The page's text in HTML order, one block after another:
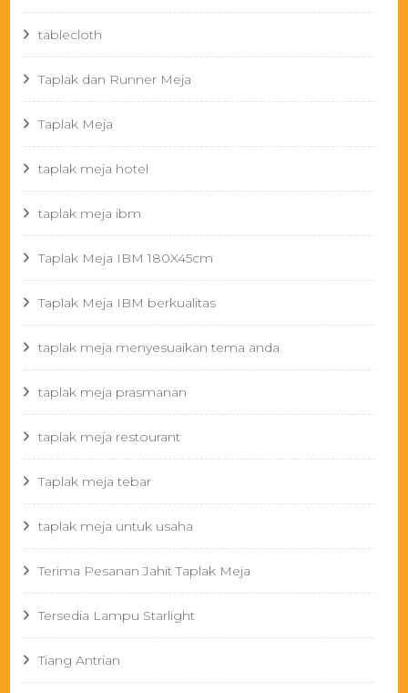
tablecloth
Taplak dan Runner Meja
Taplak Meja
taplak meja hotel
taplak meja ibm
Taplak Meja IBM 180X45cm
Taplak Meja IBM berkualitas
taplak meja menyesuaikan tema anda
taplak meja prasmanan
taplak meja restourant
Taplak meja tebar
taplak meja untuk usaha
Terima Pesanan Jahit Taplak Meja
Tersedia Lampu Starlight
Tiang Antrian